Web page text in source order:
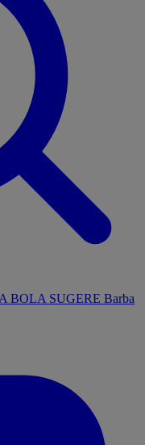
A BOLA SUGERE Barba